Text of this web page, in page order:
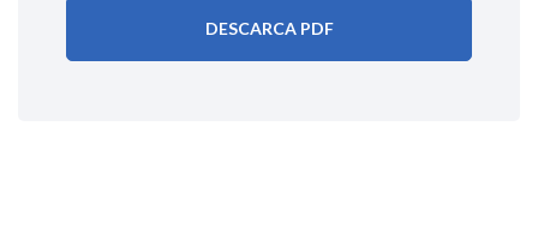
DESCARCA PDF